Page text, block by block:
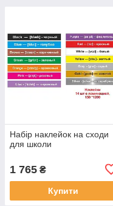
Набір наклейок на сходи
для школи
1 765 ₴
Купити